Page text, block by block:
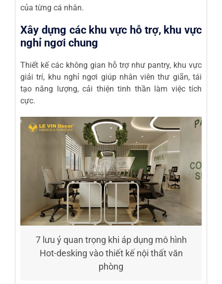
của từng cá nhân.
Xây dựng các khu vực hỗ trợ, khu vực
nghỉ ngơi chung
Thiết kế các không gian hỗ trợ như pantry, khu vực
giải trí, khu nghỉ ngơi giúp nhân viên thư giãn, tái
tạo năng lượng, cải thiện tinh thần làm việc tích
cực.
7 lưu ý quan trọng khi áp dụng mô hình
Hot-desking vào thiết kế nội thất văn
phòng